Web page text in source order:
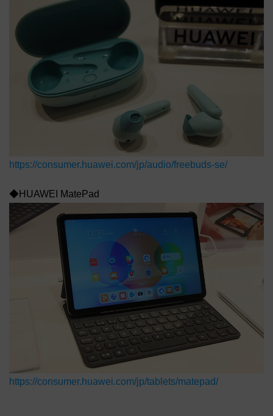
https://consumer.huawei.com/jp/audio/freebuds-se/
◆HUAWEI MatePad
https://consumer.huawei.com/jp/tablets/matepad/